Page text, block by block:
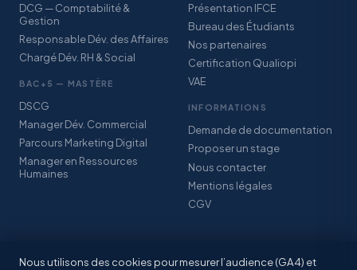
DCG — Comptabilité &
Gestion
Responsable Dév. des Affaires
Chargé Dév. RH & Social
BAC+5 — MASTÈRE
DSCG
Manager Dév. Commercial
Parcours Marketing Digital
Manager en Ressources
Humaines
Présentation IFCE
Bureau des Étudiants
Nos partenaires
Certification Qualiopi
VAE
INFORMATIONS
Demande de documentation
Proposer un stage
Nous contacter
Mentions légales
CGV
Nous utilisons des cookies pour mesurer l’audience (GA4) et